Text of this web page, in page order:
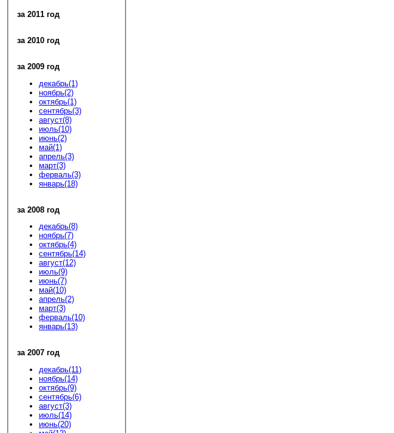
за 2011 год
за 2010 год
за 2009 год
декабрь(1)
ноябрь(2)
октябрь(1)
сентябрь(3)
август(8)
июль(10)
июнь(2)
май(1)
апрель(3)
март(3)
ферваль(3)
январь(18)
за 2008 год
декабрь(8)
ноябрь(7)
октябрь(4)
сентябрь(14)
август(12)
июль(9)
июнь(7)
май(10)
апрель(2)
март(3)
ферваль(10)
январь(13)
за 2007 год
декабрь(11)
ноябрь(14)
октябрь(9)
сентябрь(6)
август(3)
июль(14)
июнь(20)